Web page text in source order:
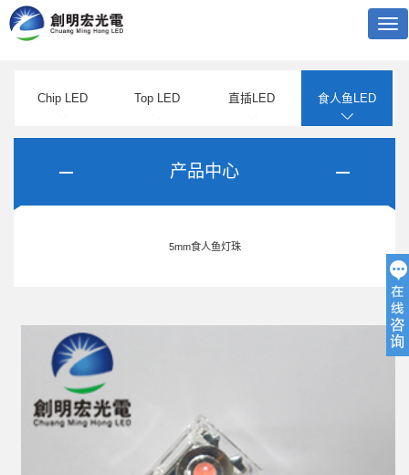
Chip LED Top LED 直插LED 食人鱼LED
产品中心
5mm食人鱼灯珠